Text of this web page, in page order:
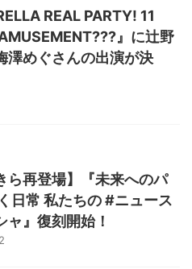
REAL PARTY! 11
』に辻野
澤めぐさんの出演が決
ら再登場】『未来へのパ
日常 私たちの #ニュース
ャ』復刻開始！